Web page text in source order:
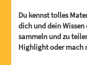
Du kennst tolles
dich und dein Wissen
sammeln und zu
Highlight oder mach